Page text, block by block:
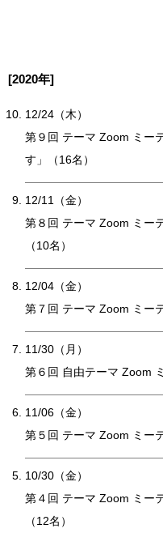
[2020年]
12/24（木）
第９回 テーマ Zoom ミー
す」（16名）
12/11（金）
第８回 テーマ Zoom ミー
（10名）
12/04（金）
第７回 テーマ Zoom ミー
11/30（月）
第６回 自由テーマ Zoom
11/06（金）
第５回 テーマ Zoom ミー
10/30（金）
第４回 テーマ Zoom ミー
（12名）